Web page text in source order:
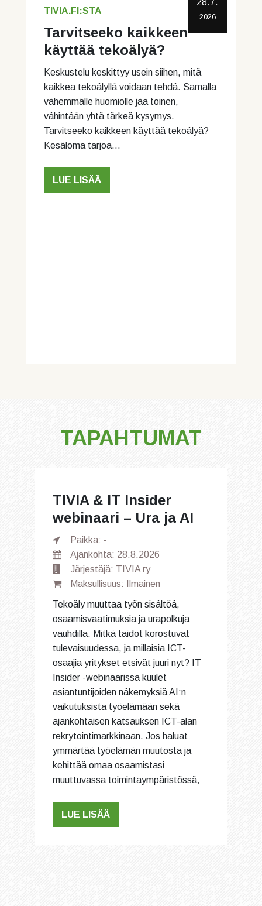
28.7.
2026
TIVIA.FI:STA
Tarvitseeko kaikkeen
käyttää tekoälyä?
Keskustelu keskittyy usein siihen, mitä
kaikkea tekoälyllä voidaan tehdä. Samalla
vähemmälle huomiolle jää toinen,
vähintään yhtä tärkeä kysymys.
Tarvitseeko kaikkeen käyttää tekoälyä?
Kesäloma tarjoa…
LUE LISÄÄ
TAPAHTUMAT
TIVIA & IT Insider
webinaari – Ura ja AI
Paikka: -
Ajankohta: 28.8.2026
Järjestäjä: TIVIA ry
Maksullisuus: Ilmainen
Tekoäly muuttaa työn sisältöä,
osaamisvaatimuksia ja urapolkuja
vauhdilla. Mitkä taidot korostuvat
tulevaisuudessa, ja millaisia ICT-
osaajia yritykset etsivät juuri nyt? IT
Insider -webinaarissa kuulet
asiantuntijoiden näkemyksiä AI:n
vaikutuksista työelämään sekä
ajankohtaisen katsauksen ICT-alan
rekrytointimarkkinaan. Jos haluat
ymmärtää työelämän muutosta ja
kehittää omaa osaamistasi
muuttuvassa toimintaympäristössä,
LUE LISÄÄ